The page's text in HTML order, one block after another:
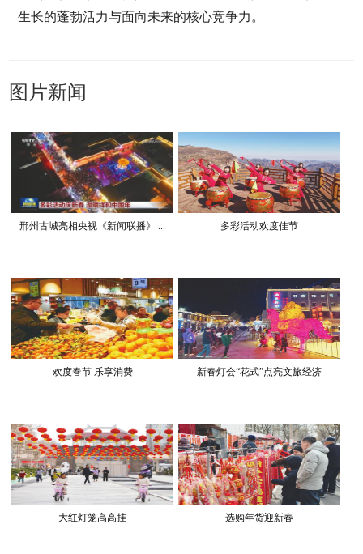
生长的蓬勃活力与面向未来的核心竞争力。
图片新闻
邢州古城亮相央视《新闻联播》 ... 多彩活动欢度佳节
欢度春节 乐享消费 新春灯会“花式”点亮文旅经济
大红灯笼高高挂 选购年货迎新春